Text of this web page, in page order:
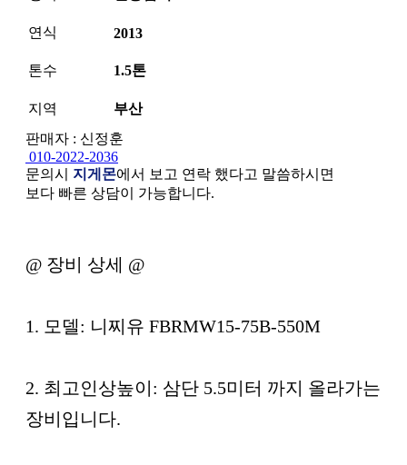
연식 2013
톤수 1.5톤
지역
부산
판매자 : 신정훈
010-2022-2036
문의시 지게몬에서 보고 연락 했다고 말씀하시면
보다 빠른 상담이 가능합니다.
본문
@ 장비 상세 @
1. 모델: 니찌유 FBRMW15-75B-550M
2. 최고인상높이: 삼단 5.5미터 까지 올라가는
장비입니다.